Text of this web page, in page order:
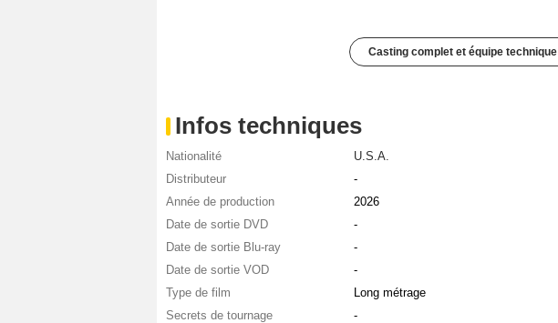
Casting complet et équipe technique
Infos techniques
Nationalité
U.S.A.
Distributeur
-
Année de production
2026
Date de sortie DVD
-
Date de sortie Blu-ray
-
Date de sortie VOD
-
Type de film
Long métrage
Secrets de tournage
-